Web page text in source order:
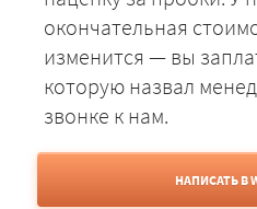
окончательная
изменится — вы
которую назвал
звонке к нам.
НАПИСАТЬ В